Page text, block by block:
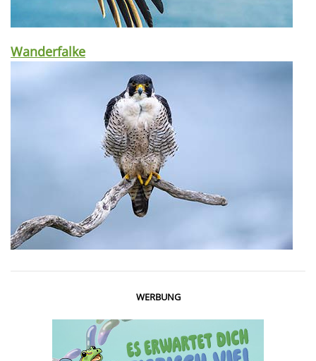
Wanderfalke
WERBUNG